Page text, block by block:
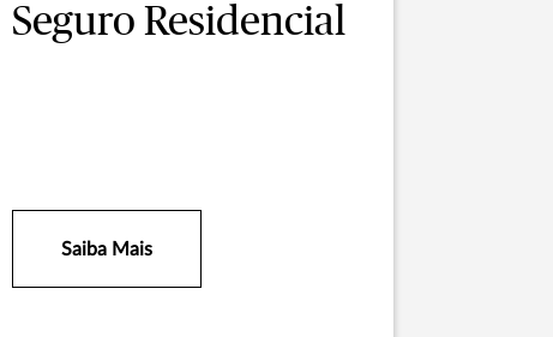
Seguro Residencial
Saiba Mais